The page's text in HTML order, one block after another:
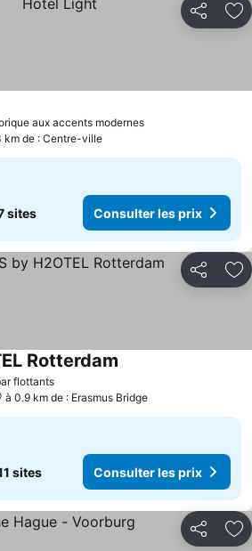
Partager
aux accents modernes
km de : Centre-ville
sites Consulter les prix
Partager
flottants
Rotterdam
à 0.9 km de : Erasmus Bridge
sites Consulter les prix
Partager